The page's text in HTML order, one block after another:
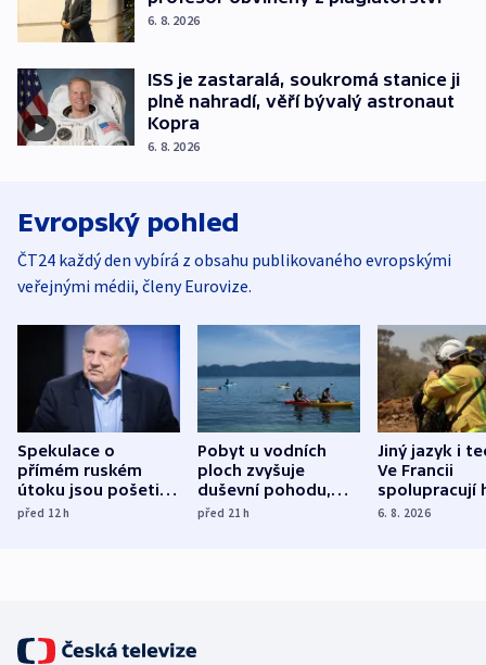
6. 8. 2026
ISS je zastaralá, soukromá stanice ji
plně nahradí, věří bývalý astronaut
Kopra
6. 8. 2026
Evropský pohled
ČT24 každý den vybírá z obsahu publikovaného evropskými
veřejnými médii, členy Eurovize.
Spekulace o
přímém ruském
útoku jsou pošetilé,
míní estonský
před 12h
Pobyt u vodních
ploch zvyšuje
duševní pohodu,
ukázala
před 21h
Jiný jazyk i
Ve Francii
spolupracují
různých zemí
6. 8. 2026